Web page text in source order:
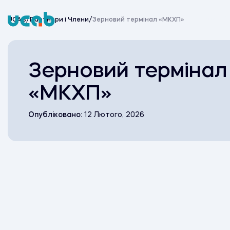
to UCAB/Партнери i Члени/Зерновий термінал «МКХП»
Зерновий термінал
«МКХП»
Опубліковано: 12 Лютого, 2026